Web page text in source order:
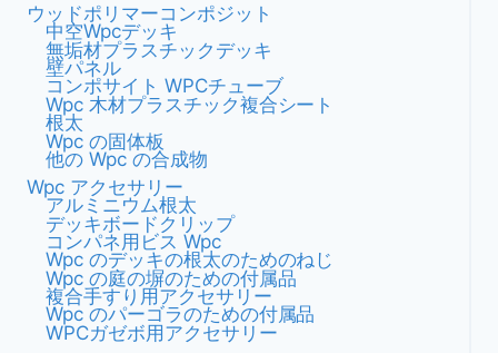
ウッドポリマーコンポジット
中空wpcデッキ
無垢材プラスチックデッキ
壁パネル
コンポサイト WPCチューブ
Wpc 木材プラスチック複合シート
根太
Wpc の固体板
他の Wpc の合成物
Wpc アクセサリー
アルミニウム根太
デッキボードクリップ
コンパネ用ビス Wpc
Wpc のデッキの根太のためのねじ
Wpc の庭の塀のための付属品
複合手すり用アクセサリー
Wpc のパーゴラのための付属品
WPCガゼボ用アクセサリー